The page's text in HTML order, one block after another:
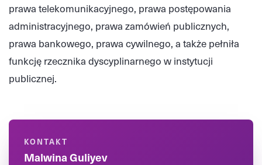
prawa telekomunikacyjnego, prawa postępowania
administracyjnego, prawa zamówień publicznych,
prawa bankowego, prawa cywilnego, a także pełniła
funkcję rzecznika dyscyplinarnego w instytucji
publicznej.
KONTAKT
Malwina Guliyev